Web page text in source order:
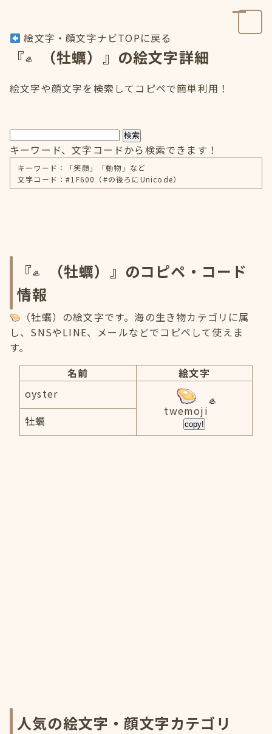
絵文字・顔文字ナビTOPに戻る
『 （牡蠣）』の絵文字詳細
絵文字や顔文字を検索してコピペで簡単利用！
検索
キーワード、文字コードから検索できます！
キーワード：「笑顔」「動物」など
文字コード：#1F600（#の後ろにUnicode）
『
（牡蠣）』のコピペ・コード
情報
（牡蠣）の絵文字です。海の生き物カテゴリに属
し、SNSやLINE、メールなどでコピペして使えま
す。
名前
絵文字
oyster
twemoji
copy!
牡蠣
人気の絵文字・顔文字カテゴリ